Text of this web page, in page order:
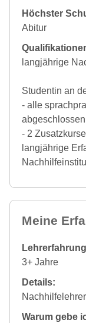
Höchster
Abitur
langjährige
Studentin an
- alle
abgeschlossen
- 2
langjährige
Meine
3+ Jahre
Details:
Warum gebe